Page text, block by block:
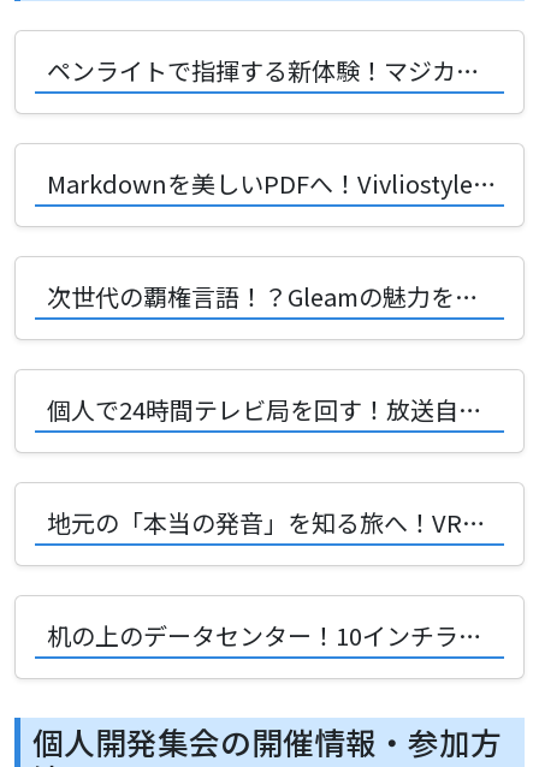
ペンライトで指揮する新体験！マジカルミライ2026入選作の開発秘話
Markdownを美しいPDFへ！Vivliostyleで変わる未来の書類作成術
次世代の覇権言語！？Gleamの魅力を創好リナさんがVRChatで熱弁！
個人で24時間テレビ局を回す！放送自動化システムICS-TVの驚愕アーキテクチャ
地元の「本当の発音」を知る旅へ！VRChat発の地名アクセントマップが面白い
机の上のデータセンター！10インチラックと3Dプリンタで広がるDIYの無限の楽しさ
個人開発集会の開催情報・参加方